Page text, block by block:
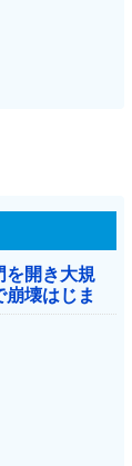
を開き大規
壊はじま